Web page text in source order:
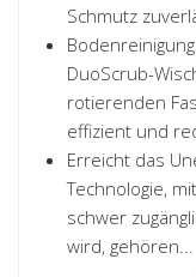
Schmutz
DuoScrub-
rotierenden
effizient und
Erreicht das
Technologie,
schwer
wird, gehören...